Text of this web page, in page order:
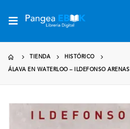
TIENDA HISTÓRICO
ÁLAVA EN WATERLOO – ILDEFONSO ARENAS